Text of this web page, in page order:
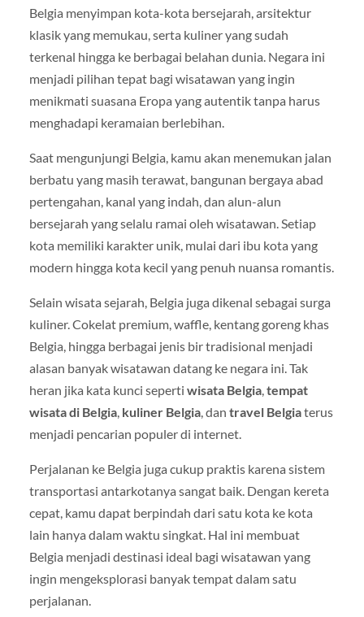
Belgia menyimpan kota-kota bersejarah, arsitektur
klasik yang memukau, serta kuliner yang sudah
terkenal hingga ke berbagai belahan dunia. Negara ini
menjadi pilihan tepat bagi wisatawan yang ingin
menikmati suasana Eropa yang autentik tanpa harus
menghadapi keramaian berlebihan.
Saat mengunjungi Belgia, kamu akan menemukan jalan
berbatu yang masih terawat, bangunan bergaya abad
pertengahan, kanal yang indah, dan alun-alun
bersejarah yang selalu ramai oleh wisatawan. Setiap
kota memiliki karakter unik, mulai dari ibu kota yang
modern hingga kota kecil yang penuh nuansa romantis.
Selain wisata sejarah, Belgia juga dikenal sebagai surga
kuliner. Cokelat premium, waffle, kentang goreng khas
Belgia, hingga berbagai jenis bir tradisional menjadi
alasan banyak wisatawan datang ke negara ini. Tak
heran jika kata kunci seperti wisata Belgia,tempat
wisata di Belgia, kuliner Belgia, dan travel Belgiaterus
menjadi pencarian populer di internet.
Perjalanan ke Belgia juga cukup praktis karena sistem
transportasi antarkotanya sangat baik. Dengan kereta
cepat, kamu dapat berpindah dari satu kota ke kota
lain hanya dalam waktu singkat. Hal ini membuat
Belgia menjadi destinasi ideal bagi wisatawan yang
ingin mengeksplorasi banyak tempat dalam satu
perjalanan.